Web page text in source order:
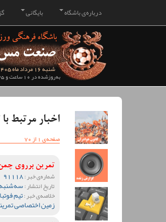
بایگانی درباره‌ی باشگاه
شنبه 16 مرداد ماه 1405
به‌روزشده در 10 ساعت و 35 دقیقه قبل
اخبار مرتبط
صفحه‌ی 1 از 70
تمرین برروی
شماره‌ی خبر :91118
تاریخ انتشار :سه‌شنبه 19 خرداد ماه 1405 ساعت 12:41
خلاصه‌ی خبر :
زمین اختصاصی